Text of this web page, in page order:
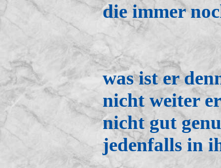
die immer
was ist er
nicht weiter
nicht gut
jedenfalls in